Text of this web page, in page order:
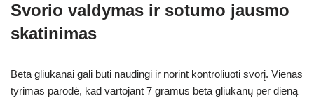
Svorio valdymas ir sotumo jausmo
skatinimas
Beta gliukanai gali būti naudingi ir norint kontroliuoti svorį. Vienas
tyrimas parodė, kad vartojant 7 gramus beta gliukanų per dieną